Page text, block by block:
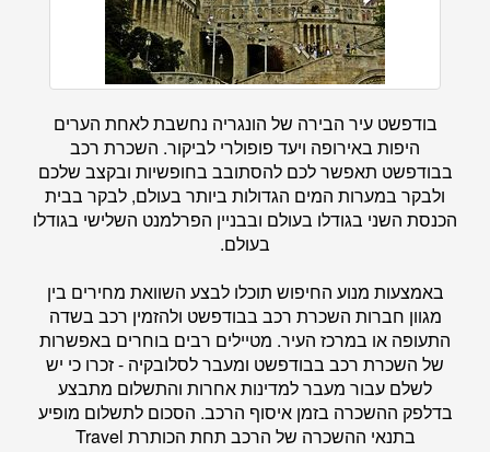
בודפשט עיר הבירה של הונגריה נחשבת לאחת הערים
היפות באירופה ויעד פופולרי לביקור. השכרת רכב
בבודפשט תאפשר לכם להסתובב בחופשיות ובקצב שלכם
ולבקר במערות המים הגדולות ביותר בעולם, לבקר בבית
הכנסת השני בגודלו בעולם ובבניין הפרלמנט השלישי בגודלו
בעולם.
באמצעות מנוע החיפוש תוכלו לבצע השוואת מחירים בין
מגוון חברות השכרת רכב בבודפשט ולהזמין רכב בשדה
התעופה או במרכז העיר. מטיילים רבים בוחרים באפשרות
של השכרת רכב בבודפשט ומעבר לסלובקיה - זכרו כי יש
לשלם עבור מעבר למדינות אחרות והתשלום מתבצע
בדלפק ההשכרה בזמן איסוף הרכב. הסכום לתשלום מופיע
בתנאי ההשכרה של הרכב תחת הכותרת Travel